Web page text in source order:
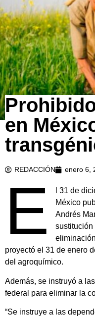
en
REDACCIÓN enero 6,
E
l 31 de
México
Andrés
proyectó el 31 de enero
del agroquímico.
Además, se instruyó a
federal para eliminar la
“Se instruye a las